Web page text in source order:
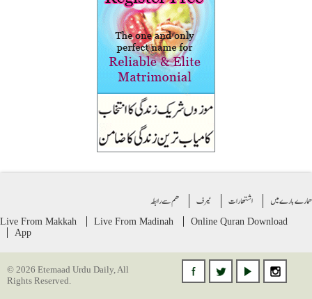
بارے میں اشتهارات ٹیرف ھم سے رابطہ
Live From Makkah Live From Madinah Online Quran Download
App
© 2026 Etemaad Urdu Daily, All
Rights Reserved.